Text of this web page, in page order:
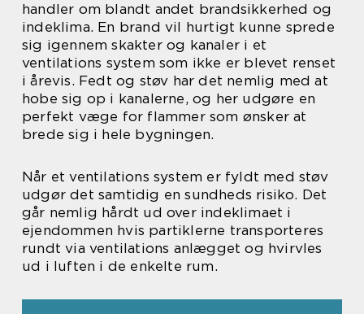
handler om blandt andet brandsikkerhed og
indeklima. En brand vil hurtigt kunne sprede
sig igennem skakter og kanaler i et
ventilations system som ikke er blevet renset
i årevis. Fedt og støv har det nemlig med at
hobe sig op i kanalerne, og her udgøre en
perfekt væge for flammer som ønsker at
brede sig i hele bygningen.
Når et ventilations system er fyldt med støv
udgør det samtidig en sundheds risiko. Det
går nemlig hårdt ud over indeklimaet i
ejendommen hvis partiklerne transporteres
rundt via ventilations anlægget og hvirvles
ud i luften i de enkelte rum.